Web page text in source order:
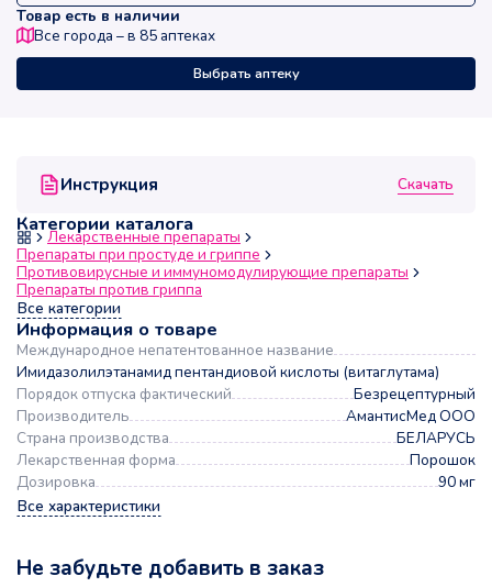
Инструкция Скачать
Категории каталога
Лекарственные препараты
Препараты при простуде и гриппе
Противовирусные и иммуномодулирующие препараты
Препараты против гриппа
Все категории
Информация о товаре
Международное непатентованное название
Имидазолилэтанамид пентандиовой кислоты (витаглутама)
Порядок отпуска фактический
Безрецептурный
Производитель
АмантисМед ООО
Страна производства
БЕЛАРУСЬ
Лекарственная форма
Порошок
Дозировка
90 мг
Все характеристики
Не забудьте добавить в заказ
Товар есть в наличии
Все города – в 85 аптеках
Выбрать аптеку